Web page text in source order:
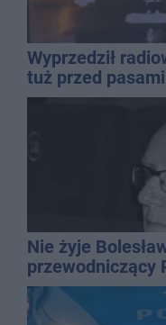
Wyprzedził
tuż przed pasami
Nie żyje
przewodniczący
dyrektor SP 14